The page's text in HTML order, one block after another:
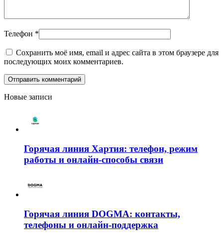
Телефон *
Сохранить моё имя, email и адрес сайта в этом браузере для
последующих моих комментариев.
Новые записи
Горячая линия Хартия: телефон, режим
работы и онлайн-способы связи
Горячая линия DOGMA: контакты,
телефоны и онлайн-поддержка